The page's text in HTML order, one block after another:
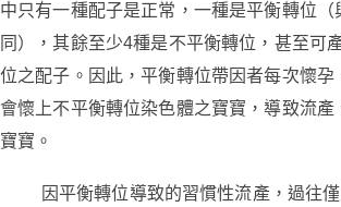
中只有一種配子是正常，一種是平衡轉位（
同），其餘至少4種是不平衡轉位，甚至可
位之配子。因此，平衡轉位帶因者每次懷孕
會懷上不平衡轉位染色體之寶寶，導致流產
寶寶。
因平衡轉位導致的習慣性流產， 過往